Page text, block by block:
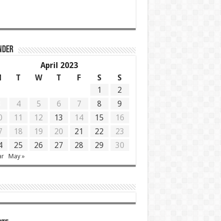
April 2023
T W T F S
S
1
2
4 5 6 7 8
9
11 12 13 14 15
16
18 19 20 21 22
23
25 26 27 28 29 30
May »